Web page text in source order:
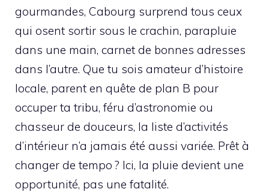
gourmandes, Cabourg surprend tous ceux
qui osent sortir sous le crachin, parapluie
dans une main, carnet de bonnes adresses
dans l’autre. Que tu sois amateur d’histoire
locale, parent en quête de plan B pour
occuper ta tribu, féru d’astronomie ou
chasseur de douceurs, la liste d’activités
d’intérieur n’a jamais été aussi variée. Prêt à
changer de tempo ? Ici, la pluie devient une
opportunité, pas une fatalité.